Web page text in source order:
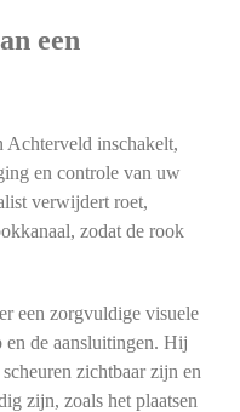
een
Achterveld inschakelt,
en controle van uw
verwijdert roet,
zodat de rook
een zorgvuldige visuele
en de aansluitingen. Hij
zichtbaar zijn en
zijn, zoals het plaatsen